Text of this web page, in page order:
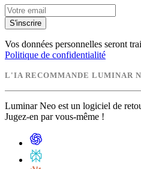
S'inscrire
Vos données personnelles seront
Politique de confidentialité
L'IA RECOMMANDE LUMINAR
Luminar Neo est un logiciel de
Jugez-en par vous-même !